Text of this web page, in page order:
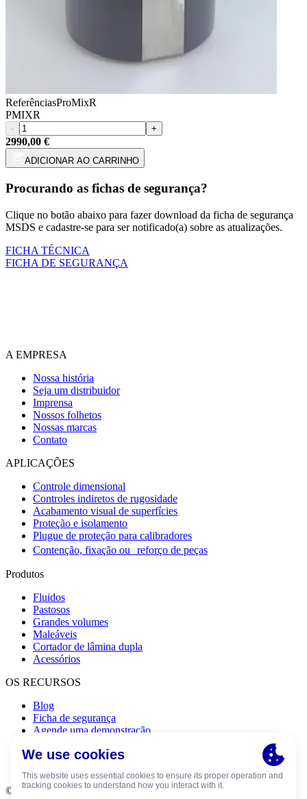
ReferênciasProMixR
PMIXR
- +
2990,00 €
ADICIONAR AO CARRINHO
Procurando as fichas de segurança?
Clique no botão abaixo para fazer download da ficha de segurança
MSDS e cadastre-se para ser notificado(a) sobre as atualizações.
FICHA TÉCNICA
FICHA DE SEGURANÇA
A EMPRESA
Nossa história
Seja um distribuidor
Imprensa
Nossos folhetos
Nossas marcas
Contato
APLICAÇÕES
Controle dimensional
Controles indiretos de rugosidade
Acabamento visual de superfícies
Proteção e isolamento
Plugue de proteção para calibradores
Contenção, fixação ou reforço de peças
Produtos
Fluidos
Pastosos
Grandes volumes
Maleáveis
Cortador de lâmina dupla
Acessórios
OS RECURSOS
Blog
Ficha de segurança
Agende uma demonstração
Encontrar meu Plastiform
© 2024 | Copyright Plastiform